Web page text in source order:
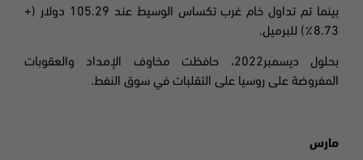
بينما تم تداول خام غرب تكساس الوسيط عند 105.29 دولار (+
8.73٪) للبرميل.
بحلول ديسمبر2022،
حافظت مخاوف الإمداد والعقوبات
المفروضة على روسيا على التقلبات في سوق النفط.
مارس